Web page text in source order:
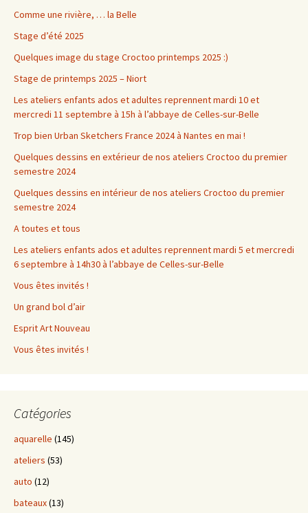
Comme une rivière, … la Belle
Stage d’été 2025
Quelques image du stage Croctoo printemps 2025 :)
Stage de printemps 2025 – Niort
Les ateliers enfants ados et adultes reprennent mardi 10 et
mercredi 11 septembre à 15h à l’abbaye de Celles-sur-Belle
Trop bien Urban Sketchers France 2024 à Nantes en mai !
Quelques dessins en extérieur de nos ateliers Croctoo du premier
semestre 2024
Quelques dessins en intérieur de nos ateliers Croctoo du premier
semestre 2024
A toutes et tous
Les ateliers enfants ados et adultes reprennent mardi 5 et mercredi
6 septembre à 14h30 à l’abbaye de Celles-sur-Belle
Vous êtes invités !
Un grand bol d’air
Esprit Art Nouveau
Vous êtes invités !
Catégories
aquarelle (145)
ateliers (53)
auto (12)
bateaux(13)